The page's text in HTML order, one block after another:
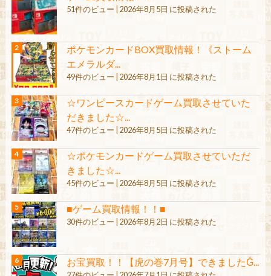
51件のビュー | 2026年8月5日 に投稿された
ポケモンカードBOX買取情報！《ストーム
エメラルダ...
49件のビュー | 2026年8月1日 に投稿された
☆ワンピースカードゲーム買取させていた
だきました☆...
47件のビュー | 2026年8月5日 に投稿された
☆ポケモンカードゲーム買取させていただ
きました☆...
45件のビュー | 2026年8月5日 に投稿された
■ゲーム買取情報！！■
30件のビュー | 2026年8月2日 に投稿された
お宝買取！！【虎の巻7月号】できましたǴ...